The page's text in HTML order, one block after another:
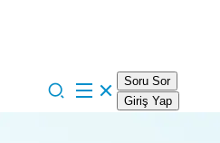
Soru Sor
Giriş Yap